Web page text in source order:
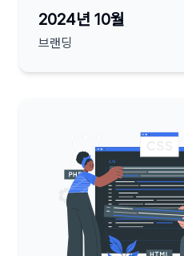
2024년 10월
브랜딩